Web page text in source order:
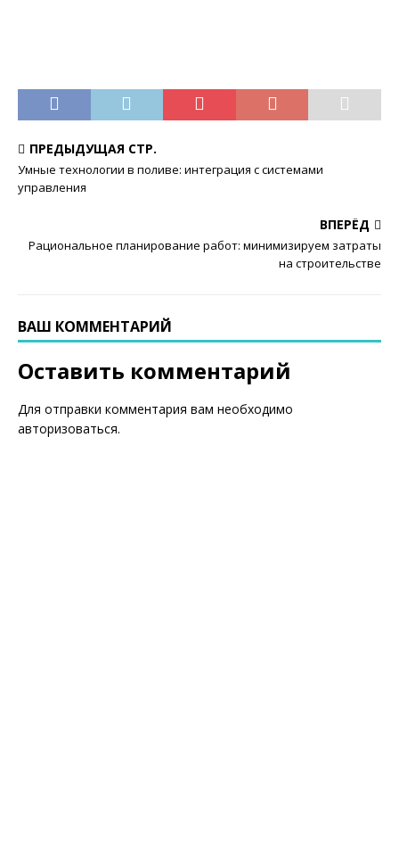
ПРЕДЫДУЩАЯ СТР.
Умные технологии в поливе: интеграция с системами
управления
ВПЕРЁД
Рациональное планирование работ: минимизируем затраты
на строительстве
ВАШ КОММЕНТАРИЙ
Оставить комментарий
Для отправки комментария вам необходимо
авторизоваться.